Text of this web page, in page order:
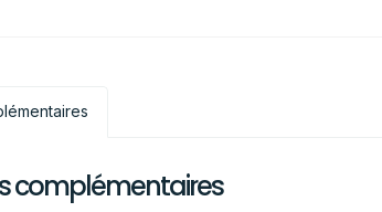
complémentaires